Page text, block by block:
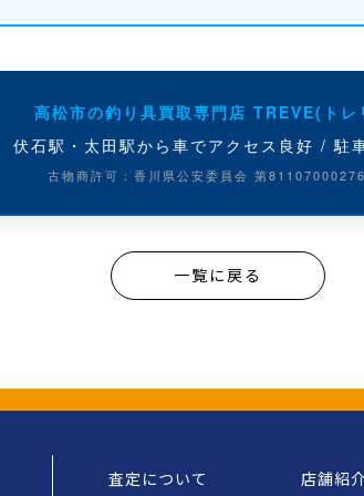
高松市の釣り具買取専門店 TREVE(トレ
伏石駅・太田駅から車でアクセス良好 / 駐
古物商許可：香川県公安委員会 第
一覧に戻る
査定について 店舗紹